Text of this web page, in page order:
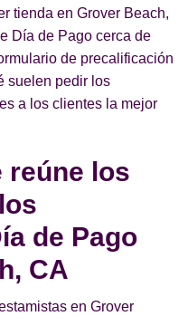
tienda en Grover Beach,
Día de Pago cerca de
de precalificación
suelen pedir los
a los clientes la mejor
reúne los
de Pago
CA
en Grover